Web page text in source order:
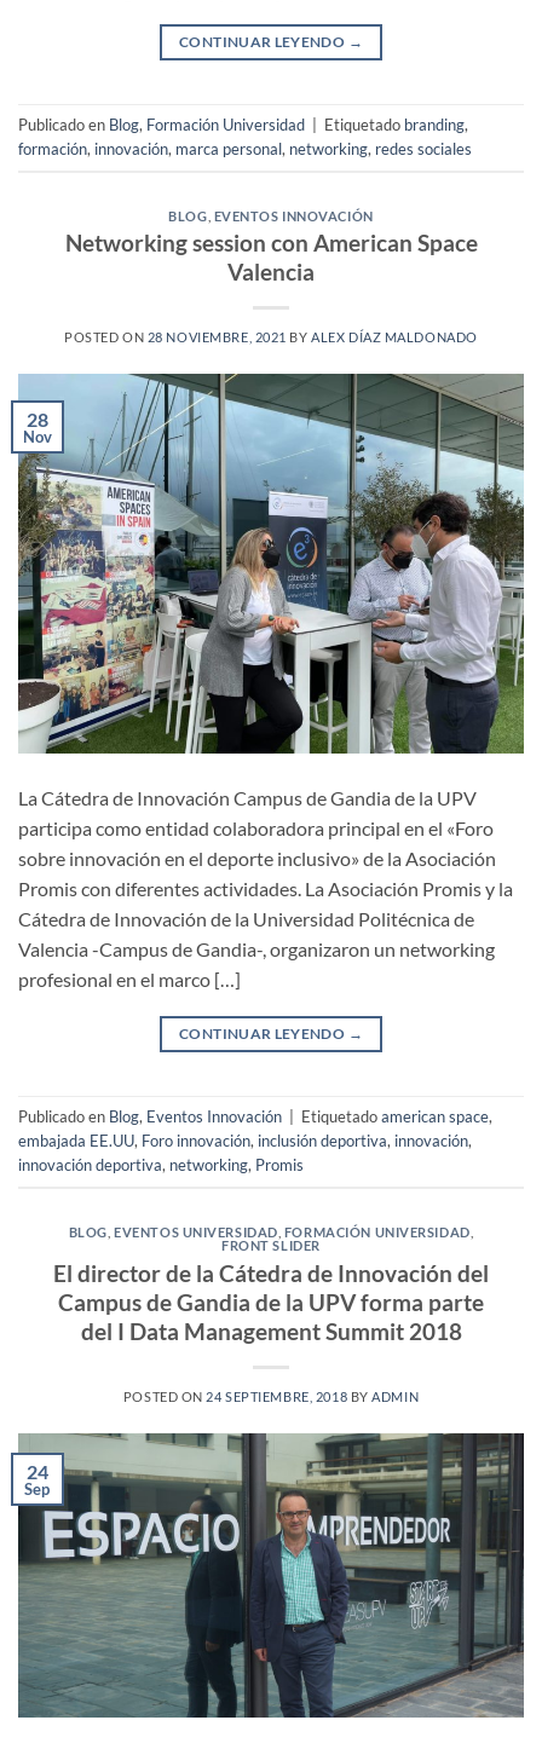
CONTINUAR LEYENDO →
Publicado en Blog, Formación Universidad Etiquetado branding,
formación, innovación, marca personal, networking, redes sociales
BLOG EVENTOS INNOVACIÓN
Networking session con American Space
Valencia
POSTED ON 28 NOVIEMBRE, 2021 BYALEX DÍAZ MALDONADO
28
Nov
La Cátedra de Innovación Campus de Gandia de la UPV
participa como entidad colaboradora principal en el «Foro
sobre innovación en el deporte inclusivo» de la Asociación
Promis con diferentes actividades. La Asociación Promis y la
Cátedra de Innovación de la Universidad Politécnica de
Valencia -Campus de Gandia-, organizaron un networking
profesional en el marco […]
CONTINUAR LEYENDO →
Publicado en Blog, Eventos Innovación Etiquetadoamerican space,
embajada EE.UU, Foro innovación, inclusión deportiva, innovación,
innovación deportiva, networking, Promis
BLOG ,EVENTOS UNIVERSIDAD FORMACIÓN UNIVERSIDAD
FRONT SLIDER
El director de la Cátedra de Innovación del
Campus de Gandia de la UPV forma parte
del I Data Management Summit 2018
POSTED ON 24 SEPTIEMBRE, 2018 BYADMIN
24
Sep